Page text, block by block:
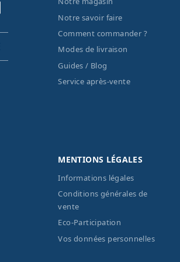
Notre savoir faire
Comment commander ?
Modes de livraison
Guides / Blog
Service après-vente
MENTIONS LÉGALES
Informations légales
Conditions générales de
vente
Eco-Participation
Vos données personnelles